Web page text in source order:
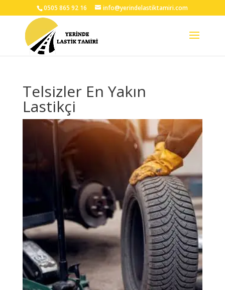
0505 865 92 16 info@yerindelastiktamiri.com
Telsizler En Yakın
Lastikçi